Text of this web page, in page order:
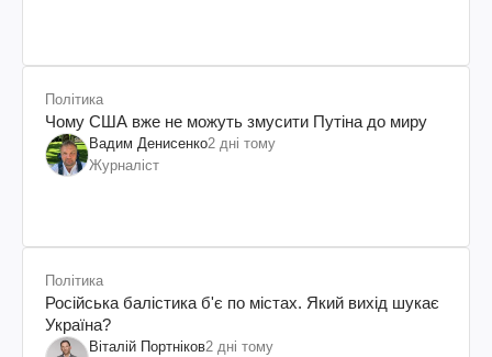
Політика
Чому США вже не можуть змусити Путіна до миру
Вадим Денисенко2 дні тому
Журналіст
Політика
Російська балістика б'є по містах. Який вихід шукає
Україна?
Віталій Портніков2 дні тому